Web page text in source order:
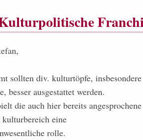
sollten div. kulturtöpfe,
besser ausgestattet werden.
die auch hier bereits
eine
rolle.